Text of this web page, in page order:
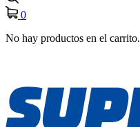
0
No hay productos en el carrito.